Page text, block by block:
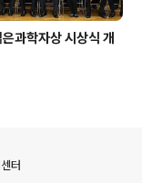
과학자상 시상식 개
터